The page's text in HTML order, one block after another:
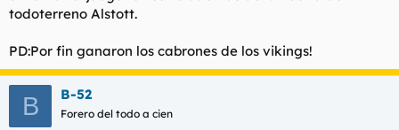
todoterreno Alstott.
PD:Por fin ganaron los cabrones de los vikings!
B B-52
Forero del todo a cien